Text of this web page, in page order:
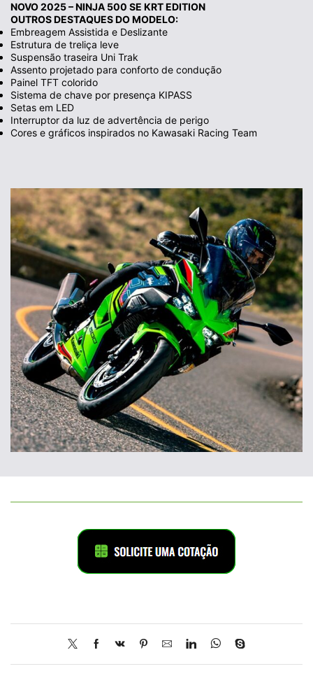
NOVO 2025 – NINJA 500 SE KRT EDITION
OUTROS DESTAQUES DO MODELO:
Embreagem Assistida e Deslizante
Estrutura de treliça leve
Suspensão traseira Uni Trak
Assento projetado para conforto de condução
Painel TFT colorido
Sistema de chave por presença KIPASS
Setas em LED
Interruptor da luz de advertência de perigo
Cores e gráficos inspirados no Kawasaki Racing Team